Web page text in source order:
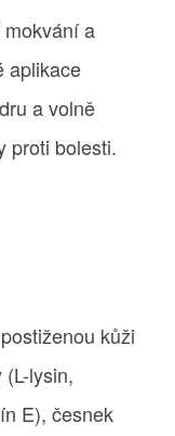
a
aplikace
a volně
proti bolesti.
kůži
lysin,
E), česnek